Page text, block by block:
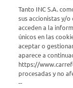
Estamos para
¿Tenés una
Descubrí
Tanto INC S.A.
sus accionistas y/
acceden a la
únicos en las
aceptar o
aparece a
https://
procesadas y no
--